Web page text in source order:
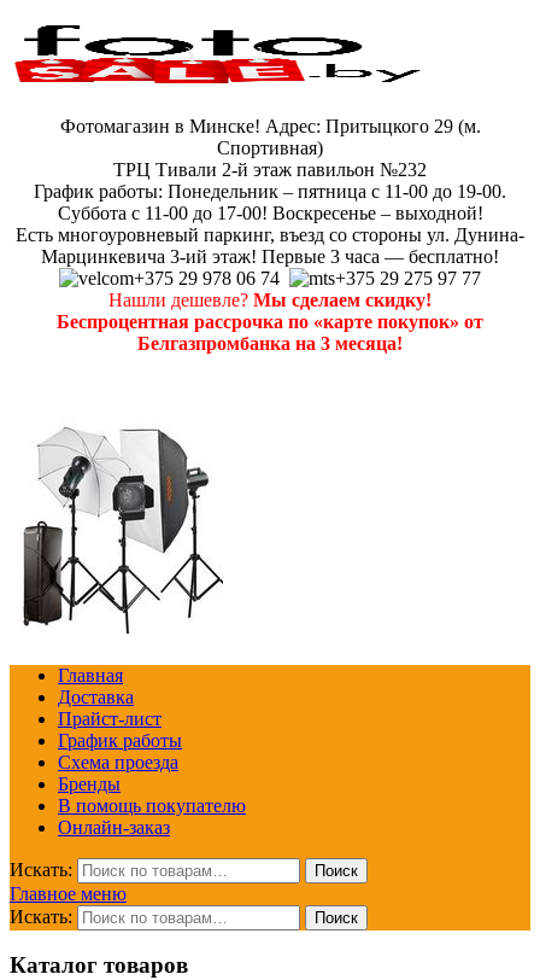
Фотомагазин в Минске! Адрес: Притыцкого 29 (м.
Спортивная)
ТРЦ Тивали 2-й этаж павильон №232
График работы: Понедельник – пятница с 11-00 до 19-00.
Суббота с 11-00 до 17-00! Воскресенье – выходной!
Есть многоуровневый паркинг, въезд со стороны ул. Дунина-
Марцинкевича 3-ий этаж! Первые 3 часа — бесплатно!
+375 29 978 06 74
+375 29 275 97 77
Нашли дешевле? Мы сделаем скидку!
Беспроцентная рассрочка по «карте покупок» от
Белгазпромбанка на 3 месяца!
Главная
Доставка
Прайст-лист
График работы
Схема проезда
Бренды
В помощь покупателю
Онлайн-заказ
Искать: Поиск
Главное меню
Искать:
Поиск
Каталог товаров